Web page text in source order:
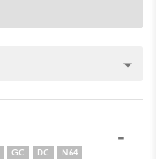
GC DC
N64
-